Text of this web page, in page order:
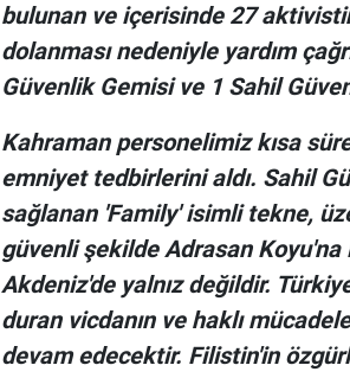
bulunan ve içerisinde 27
dolanması nedeniyle yardım
Güvenlik Gemisi ve 1 Sahil
Kahraman personelimiz kısa
emniyet tedbirlerini aldı. Sahil
sağlanan 'Family' isimli tekne,
güvenli şekilde Adrasan
Akdeniz'de yalnız değildir.
duran vicdanın ve haklı
devam edecektir. Filistin'in